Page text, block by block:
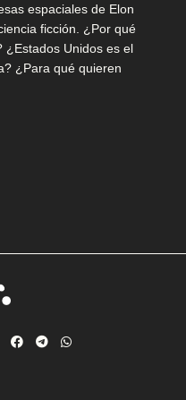
espaciales de Elon
ficción. ¿Por qué
¿Estados Unidos es el
¿Para qué quieren